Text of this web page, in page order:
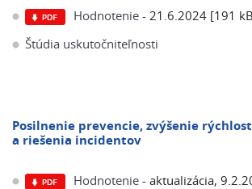
Hodnotenie - 21.6.2024 [191
Štúdia uskutočniteľnosti
Posilnenie prevencie, zvýšenie
a riešenia incidentov
Hodnotenie - aktualizácia,